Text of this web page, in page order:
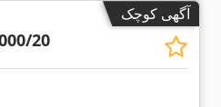
آگهی کوچک
20